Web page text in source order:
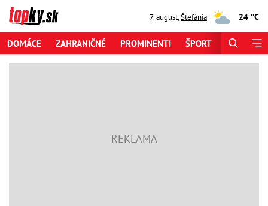
7. august,Štefánia 24 °C
DOMÁCE ZAHRANIČNÉ PROMINENTI ŠPORT